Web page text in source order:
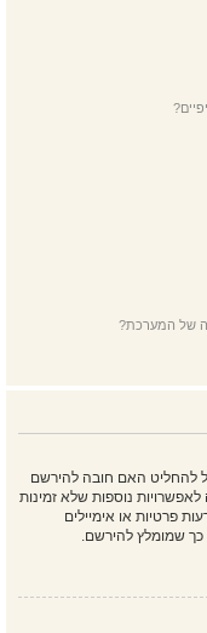
של המערכת?
להחליט האם חובה להירשם
נוספות שלא זמינות
פרטיות או אימיילים
שמומלץ להירשם.